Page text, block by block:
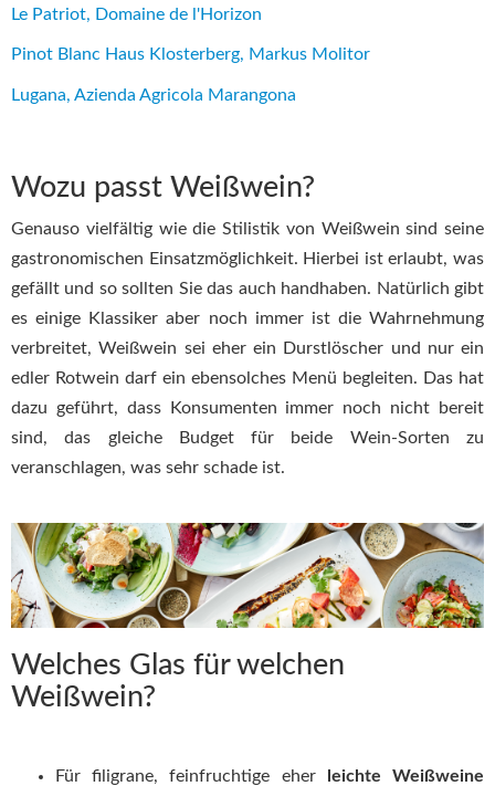
Le Patriot, Domaine de l'Horizon
Pinot Blanc Haus Klosterberg, Markus Molitor
Lugana, Azienda Agricola Marangona
Wozu passt Weißwein?
Genauso vielfältig wie die Stilistik von Weißwein sind seine
gastronomischen Einsatzmöglichkeit. Hierbei ist erlaubt, was
gefällt und so sollten Sie das auch handhaben. Natürlich gibt
es einige Klassiker aber noch immer ist die Wahrnehmung
verbreitet, Weißwein sei eher ein Durstlöscher und nur ein
edler Rotwein darf ein ebensolches Menü begleiten. Das hat
dazu geführt, dass Konsumenten immer noch nicht bereit
sind, das gleiche Budget für beide Wein-Sorten zu
veranschlagen, was sehr schade ist.
Welches Glas für welchen
Weißwein?
Für filigrane, feinfruchtige eher
leichte Weißweine